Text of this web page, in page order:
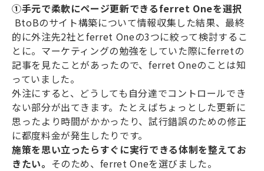
①手元で柔軟にページ更新できるferret Oneを選択
BtoBのサイト構築について情報収集した結果、最終
的に外注先2社とferret Oneの3つに絞って検討するこ
とに。マーケティングの勉強をしていた際にferretの
記事を見たことがあったので、ferret Oneのことは知
っていました。
外注にすると、どうしても自分達でコントロールでき
ない部分が出てきます。たとえばちょっとした更新に
思ったより時間がかかったり、試行錯誤のための修正
に都度料金が発生したりです。
施策を思い立ったらすぐに実行できる体制を整えてお
きたい。 そのため、ferret Oneを選びました。